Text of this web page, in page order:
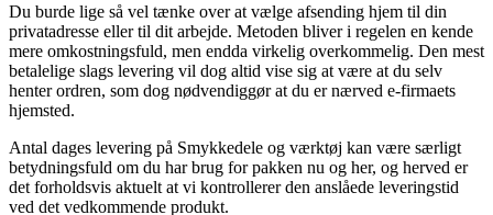
Du burde lige så vel tænke over at vælge afsending hjem til din
privatadresse eller til dit arbejde. Metoden bliver i regelen en kende
mere omkostningsfuld, men endda virkelig overkommelig. Den mest
betalelige slags levering vil dog altid vise sig at være at du selv
henter ordren, som dog nødvendiggør at du er nærved e-firmaets
hjemsted.
Antal dages levering på Smykkedele og værktøj kan være særligt
betydningsfuld om du har brug for pakken nu og her, og herved er
det forholdsvis aktuelt at vi kontrollerer den anslåede leveringstid
ved det vedkommende produkt.